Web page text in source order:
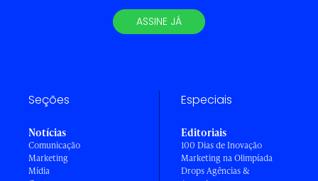
ASSINE JÁ
Seções
Notícias
Comunicação
Marketing
Mídia
Especiais
Editoriais
100 Dias de Inovação
Marketing na Olimpíada
Drops Agências &